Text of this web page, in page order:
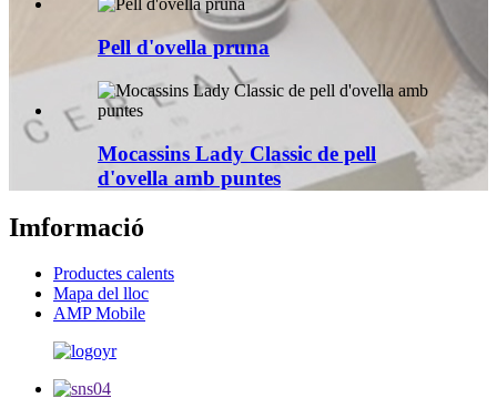
Pell d'ovella pruna
Mocassins Lady Classic de pell
d'ovella amb puntes
Imformació
Productes calents
Mapa del lloc
AMP Mobile